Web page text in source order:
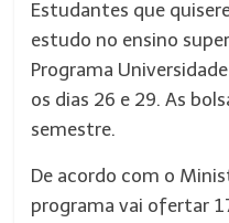
Estudantes que
estudo no ensino
Programa
os dias 26 e 29. As
semestre.
De acordo com o
programa vai ofertar